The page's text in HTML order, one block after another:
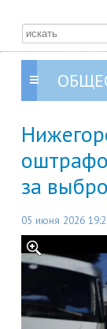
за
05 июня 2026